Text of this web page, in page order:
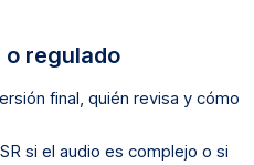
o regulado
final, quién revisa y cómo
si el audio es complejo o si